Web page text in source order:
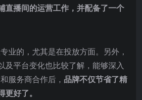
直播间的运营工作，并配备了一个
业的，尤其是在投放方面。另外，
及平台变化也比较了解，能够深入
服务商合作后， 品牌不仅节省了精
好了。